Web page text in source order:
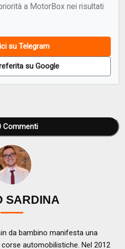
a MotorBox nei risultati
su Telegram
su Google
Commenti
SARDINA
da bambino manifesta una
automobilistiche. Nel 2012